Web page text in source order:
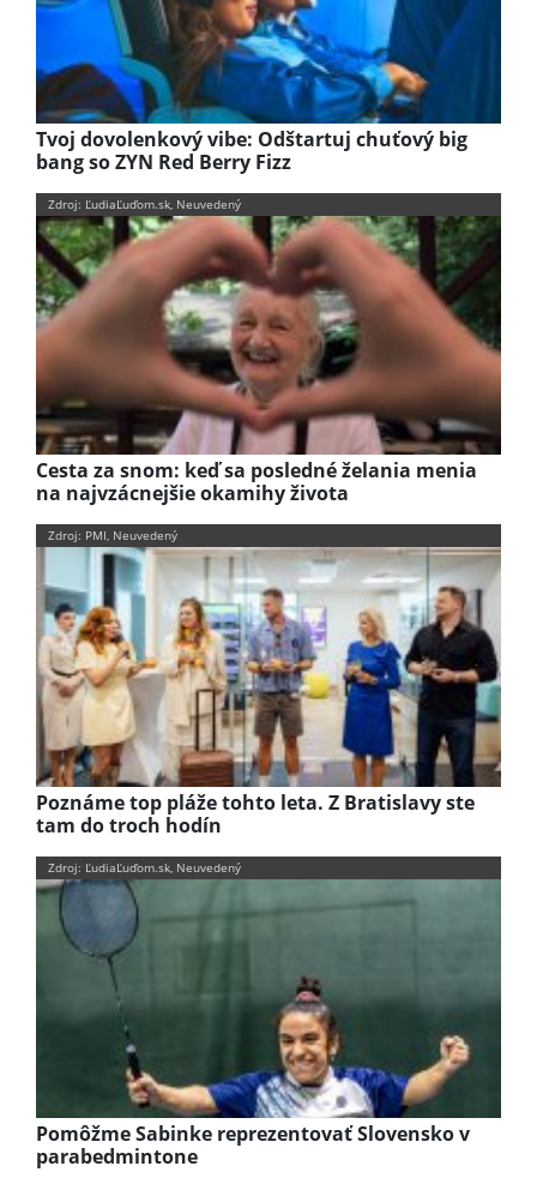
Tvoj dovolenkový vibe: Odštartuj chuťový big
bang so ZYN Red Berry Fizz
Zdroj: ĽudiaĽuďom.sk, Neuvedený
Cesta za snom: keď sa posledné želania menia
na najvzácnejšie okamihy života
Zdroj: PMI, Neuvedený
Poznáme top pláže tohto leta. Z Bratislavy ste
tam do troch hodín
Zdroj: ĽudiaĽuďom.sk, Neuvedený
Pomôžme Sabinke reprezentovať Slovensko v
parabedmintone